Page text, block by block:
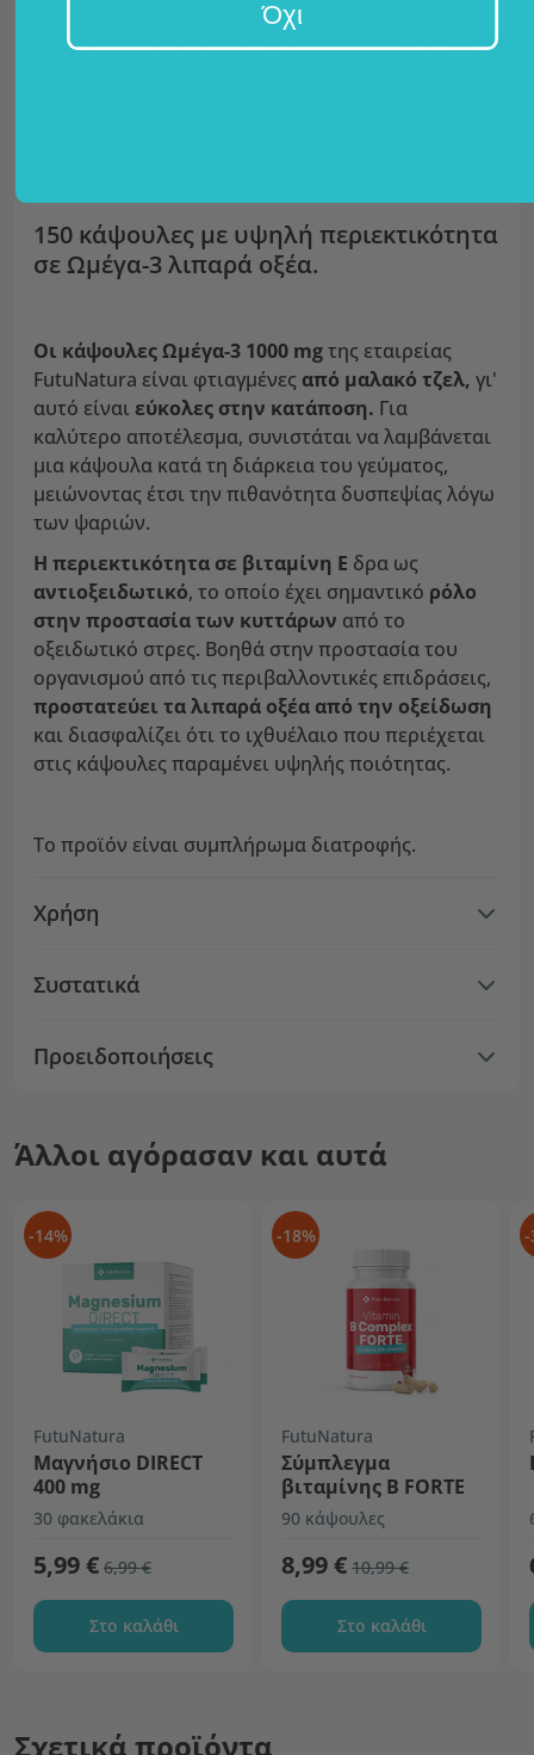
Οι κάψουλες Ωμέγα-3 της FutuNatura
περιέχουν
150 κάψουλες με υψηλή περιεκτικότητα
σε Ωμέγα-3 λιπαρά οξέα.
Οι κάψουλες Ωμέγα-3 1000 mgτης εταιρείας
FutuNatura είναι φτιαγμένες από μαλακό τζελ, γι'
αυτό είναιεύκολες στην κατάποση. Για
καλύτερο αποτέλεσμα, συνιστάται να λαμβάνεται
μια κάψουλα κατά τη διάρκεια του γεύματος,
μειώνοντας έτσι την πιθανότητα δυσπεψίας λόγω
των ψαριών.
Η περιεκτικότητα σε βιταμίνη Ε δρα ως
αντιοξειδωτικό, το οποίο έχει σημαντικό ρόλο
στην προστασία των κυττάρων από το
οξειδωτικό στρες. Βοηθά στην προστασία του
οργανισμού από τις περιβαλλοντικές επιδράσεις,
προστατεύει τα λιπαρά οξέα από την οξείδωση
και διασφαλίζει ότι το ιχθυέλαιο που περιέχεται
στις κάψουλες παραμένει υψηλής ποιότητας.
Το προϊόν είναι συμπλήρωμα διατροφής.
Χρήση
Συστατικά
Προειδοποιήσεις
Άλλοι αγόρασαν και αυτά
-14%
FutuNatura
Μαγνήσιο DIRECT
400 mg
30 φακελάκια
5,99 € 6,99 €
Στο καλάθι
-18%
FutuNatura
Σύμπλεγμα
βιταμίνης Β FORTE
90 κάψουλες
8,99 € 10,99 €
Στο καλάθι
-
Σχετικά προϊόντα
Όχι